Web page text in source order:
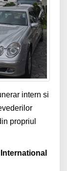
intern si
propriul